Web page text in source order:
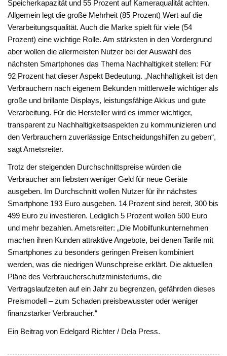
Speicherkapazität und 55 Prozent auf Kameraqualität achten.
Allgemein legt die große Mehrheit (85 Prozent) Wert auf die
Verarbeitungsqualität. Auch die Marke spielt für viele (54
Prozent) eine wichtige Rolle. Am stärksten in den Vordergrund
aber wollen die allermeisten Nutzer bei der Auswahl des
nächsten Smartphones das Thema Nachhaltigkeit stellen: Für
92 Prozent hat dieser Aspekt Bedeutung. „Nachhaltigkeit ist den
Verbrauchern nach eigenem Bekunden mittlerweile wichtiger als
große und brillante Displays, leistungsfähige Akkus und gute
Verarbeitung. Für die Hersteller wird es immer wichtiger,
transparent zu Nachhaltigkeitsaspekten zu kommunizieren und
den Verbrauchern zuverlässige Entscheidungshilfen zu geben“,
sagt Ametsreiter.
Trotz der steigenden Durchschnittspreise würden die
Verbraucher am liebsten weniger Geld für neue Geräte
ausgeben. Im Durchschnitt wollen Nutzer für ihr nächstes
Smartphone 193 Euro ausgeben. 14 Prozent sind bereit, 300 bis
499 Euro zu investieren. Lediglich 5 Prozent wollen 500 Euro
und mehr bezahlen. Ametsreiter: „Die Mobilfunkunternehmen
machen ihren Kunden attraktive Angebote, bei denen Tarife mit
Smartphones zu besonders geringen Preisen kombiniert
werden, was die niedrigen Wunschpreise erklärt. Die aktuellen
Pläne des Verbraucherschutzministeriums, die
Vertragslaufzeiten auf ein Jahr zu begrenzen, gefährden dieses
Preismodell – zum Schaden preisbewusster oder weniger
finanzstarker Verbraucher.“
Ein Beitrag von Edelgard Richter / Dela Press.